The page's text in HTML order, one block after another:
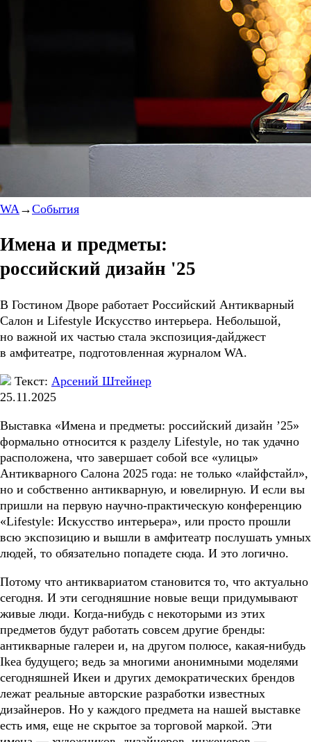
WA →События
Имена и предметы:
российский дизайн '25
В Гостином Дворе работает Российский Антикварный
Салон и Lifestyle Искусство интерьера. Небольшой,
но важной их частью стала экспозиция-дайджест
в амфитеатре, подготовленная журналом WA.
Текст: Арсений Штейнер
25.11.2025
Выставка «Имена и предметы: российский дизайн ’25»
формально относится к разделу Lifestyle, но так удачно
расположена, что завершает собой все «улицы»
Антикварного Салона 2025 года: не только «лайфстайл»,
но и собственно антикварную, и ювелирную. И если вы
пришли на первую научно-практическую конференцию
«Lifestyle: Искусство интерьера», или просто прошли
всю экспозицию и вышли в амфитеатр послушать умных
людей, то обязательно попадете сюда. И это логично.
Потому что антиквариатом становится то, что актуально
сегодня. И эти сегодняшние новые вещи придумывают
живые люди. Когда-нибудь с некоторыми из этих
предметов будут работать совсем другие бренды:
антикварные галереи и, на другом полюсе, какая-нибудь
Ikea будущего; ведь за многими анонимными моделями
сегодняшней Икеи и других демократических брендов
лежат реальные авторские разработки известных
дизайнеров. Но у каждого предмета на нашей выставке
есть имя, еще не скрытое за торговой маркой. Эти